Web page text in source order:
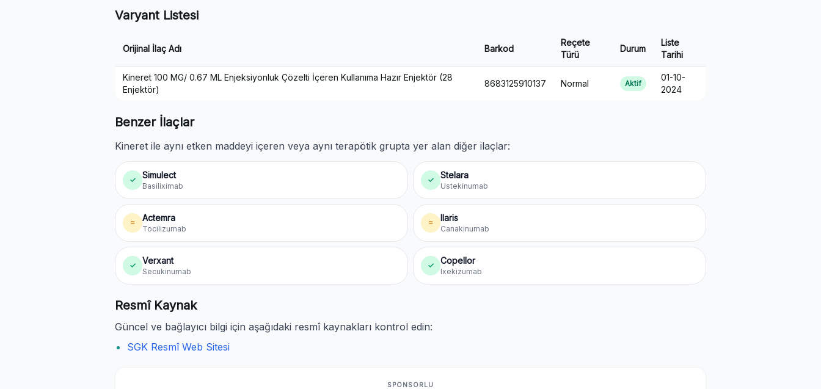
Varyant Listesi
Orijinal İlaç Adı Barkod
Reçete
Türü
Durum
Liste
Tarihi
Kineret 100 MG/ 0.67 ML Enjeksiyonluk Çözelti İçeren Kullanıma Hazır Enjektör (28
Enjektör)
8683125910137 Normal Aktif
01-10-
2024
Benzer İlaçlar
Kineret ile aynı etken maddeyi içeren veya aynı terapötik grupta yer alan diğer ilaçlar:
✓ Simulect
Basiliximab
✓ Stelara
Ustekinumab
≈ Actemra
Tocilizumab
≈ Ilaris
Canakinumab
✓ Verxant
Secukinumab
✓ Copellor
Ixekizumab
Resmî Kaynak
Güncel ve bağlayıcı bilgi için aşağıdaki resmî kaynakları kontrol edin:
SGK Resmî Web Sitesi
SPONSORLU